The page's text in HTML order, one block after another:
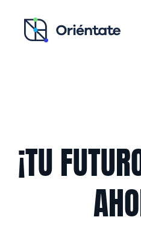
Ir al contenido principal
¡TU